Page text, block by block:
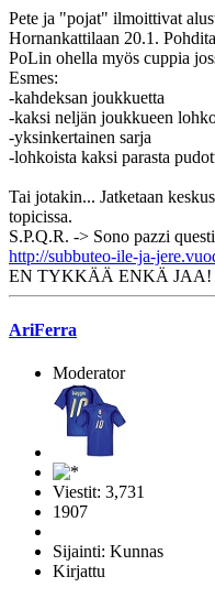
Pete ja "pojat" ilmoittivat
Hornankattilaan 20.1.
PoLin ohella myös cuppia
Esmes:
-kahdeksan joukkuetta
-kaksi neljän joukkueen
-yksinkertainen sarja
-lohkoista kaksi parasta
Tai jotakin... Jatketaan
topicissa.
S.P.Q.R. -> Sono pazzi
http://subbuteo-ile-ja-
EN TYKKÄÄ ENKÄ JAA!
AriFerra
Moderator
Viestit: 3,731
1907
Sijainti: Kunnas
Kirjattu